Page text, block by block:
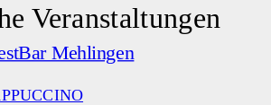
Veranstaltungen